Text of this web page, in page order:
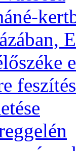
feszítés